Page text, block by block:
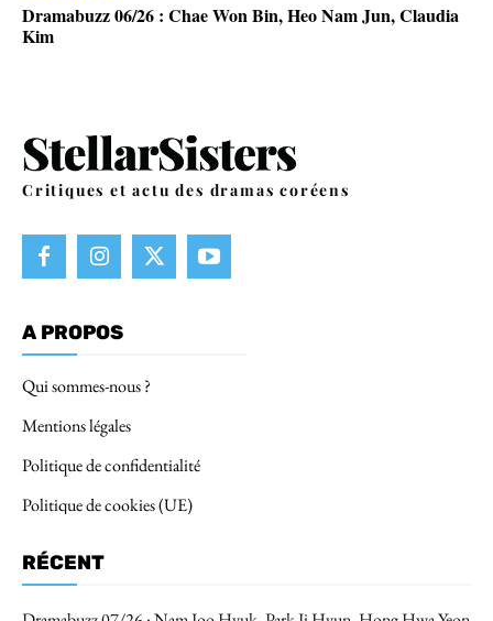
Dramabuzz 06/26 : Chae Won Bin, Heo Nam Jun, Claudia
Kim
Critiques et actu des dramas coréens
A PROPOS
Qui sommes-nous ?
Mentions légales
Politique de confidentialité
Politique de cookies (UE)
RÉCENT